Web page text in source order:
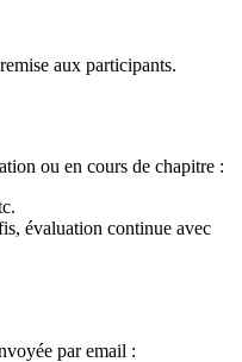
aux participants.
ou en cours de chapitre :
évaluation continue avec
par email :